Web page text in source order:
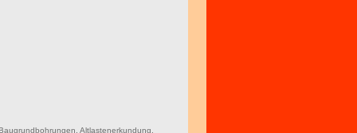
,Altlastenerkundung